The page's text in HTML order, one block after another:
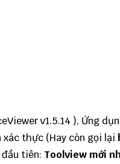
v1.5.14 ), Ứng
thực (Hay còn gọi lại
tiên: Toolview mới